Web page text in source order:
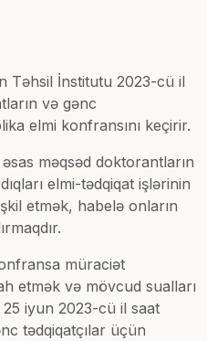
Təhsil İnstitutu 2023-cü il
və gənc
elmi konfransını keçirir.
məqsəd doktorantların
elmi-tədqiqat işlərinin
etmək, habelə onların
müraciət
etmək və mövcud sualları
25 iyun 2023-cü il saat
tədqiqatçılar üçün